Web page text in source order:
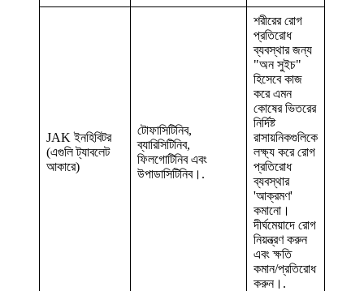
JAK ইনহিবিটর
(এগুলি ট্যাবলেট
আকারে)
টোফাসিটিনিব,
ব্যারিসিটিনিব,
ফিলগোটিনিব এবং
উপাডাসিটিনিব।.
শরীরের রোগ
প্রতিরোধ
ব্যবস্থার জন্য
"অন সুইচ"
হিসেবে কাজ
করে এমন
কোষের ভিতরের
নির্দিষ্ট
রাসায়নিকগুলিকে
লক্ষ্য করে রোগ
প্রতিরোধ
ব্যবস্থার
'আক্রমণ'
কমানো।
দীর্ঘমেয়াদে রোগ
নিয়ন্ত্রণ করুন
এবং ক্ষতি
কমান/প্রতিরোধ
করুন।.